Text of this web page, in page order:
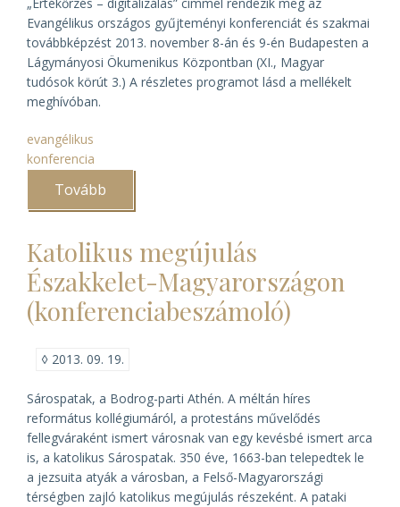
Evangélikus országos gyűjteményi konferenciát és szakmai
továbbképzést 2013. november 8-án és 9-én Budapesten a
Lágymányosi Ökumenikus Központban (XI., Magyar
tudósok körút 3.) A részletes programot lásd a mellékelt
meghívóban.
evangélikus
konferencia
Tovább
konferencia
Katolikus megújulás
Északkelet-Magyarországon
(konferenciabeszámoló)
◊ 2013. 09. 19.
Sárospatak, a Bodrog-parti Athén. A méltán híres
református kollégiumáról, a protestáns művelődés
fellegváraként ismert városnak van egy kevésbé ismert arca
is, a katolikus Sárospatak. 350 éve, 1663-ban telepedtek le
a jezsuita atyák a városban, a Felső-Magyarországi
térségben zajló katolikus megújulás részeként. A pataki